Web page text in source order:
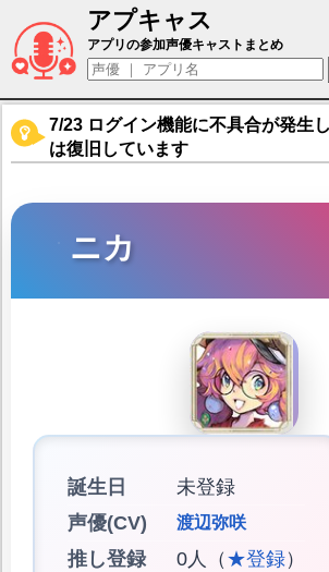
アプキャス
ニカ（声優：渡辺弥咲)【
アプリの参加声優キャストまとめ
7/23 ログイン機能に不具合が発生
は復旧しています
ニカ
誕生日
未登録
声優(CV)
渡辺弥咲
推し登録 0人（ ★登録）